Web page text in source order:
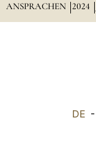
ANSPRACHEN 2024
DE -